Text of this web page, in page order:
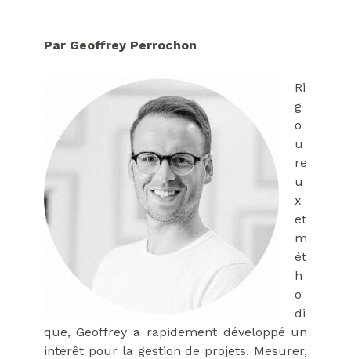
Par Geoffrey Perrochon
Ri
g
o
u
re
u
x
et
m
ét
h
o
di
que, Geoffrey a rapidement développé un
intérêt pour la gestion de projets. Mesurer,